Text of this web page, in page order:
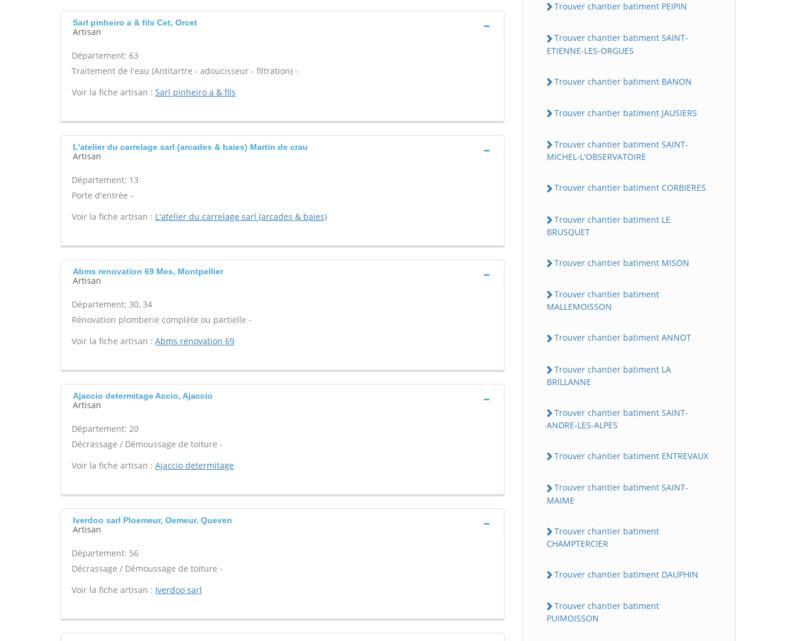
Sarl pinheiro a & fils Cet, Orcet
Artisan
Département: 63
Traitement de l'eau (Antitartre - adoucisseur - filtration) -
Voir la fiche artisan : Sarl pinheiro a & fils
L'atelier du carrelage sarl (arcades & baies) Martin de crau
Artisan
Département: 13
Porte d'entrée -
Voir la fiche artisan : L'atelier du carrelage sarl (arcades & baies)
Abms renovation 69 Mes, Montpellier
Artisan
Département: 30, 34
Rénovation plomberie complète ou partielle -
Voir la fiche artisan : Abms renovation 69
Ajaccio determitage Accio, Ajaccio
Artisan
Département: 20
Décrassage / Démoussage de toiture -
Voir la fiche artisan : Ajaccio determitage
Iverdoo sarl Ploemeur, Oemeur, Queven
Artisan
Département: 56
Décrassage / Démoussage de toiture -
Voir la fiche artisan : Iverdoo sarl
Trouver chantier batiment PEIPIN
Trouver chantier batiment SAINT-
ETIENNE-LES-ORGUES
Trouver chantier batiment BANON
Trouver chantier batiment JAUSIERS
Trouver chantier batiment SAINT-
MICHEL-L'OBSERVATOIRE
Trouver chantier batiment CORBIERES
Trouver chantier batiment LE
BRUSQUET
Trouver chantier batiment MISON
Trouver chantier batiment
MALLEMOISSON
Trouver chantier batiment ANNOT
Trouver chantier batiment LA
BRILLANNE
Trouver chantier batiment SAINT-
ANDRE-LES-ALPES
Trouver chantier batiment ENTREVAUX
Trouver chantier batiment SAINT-
MAIME
Trouver chantier batiment
CHAMPTERCIER
Trouver chantier batiment DAUPHIN
Trouver chantier batiment
PUIMOISSON